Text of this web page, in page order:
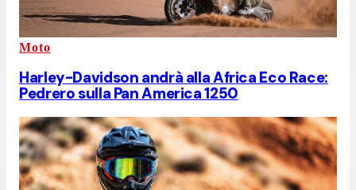
Moto
Harley-Davidson andrà alla Africa Eco Race:
Pedrero sulla Pan America 1250